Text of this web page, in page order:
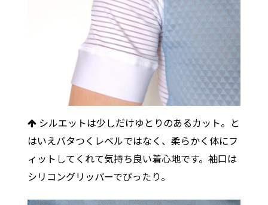
シルエットは少しだけゆとりのあるカット。と
はいえバタつくレベルではなく、柔らかく体にフ
ィットしてくれて気持ち良い着心地です。袖口は
シリコングリッパーでぴったり。